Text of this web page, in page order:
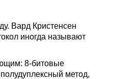
Вард Кристенсен
иногда называют
8-битовые
метод,